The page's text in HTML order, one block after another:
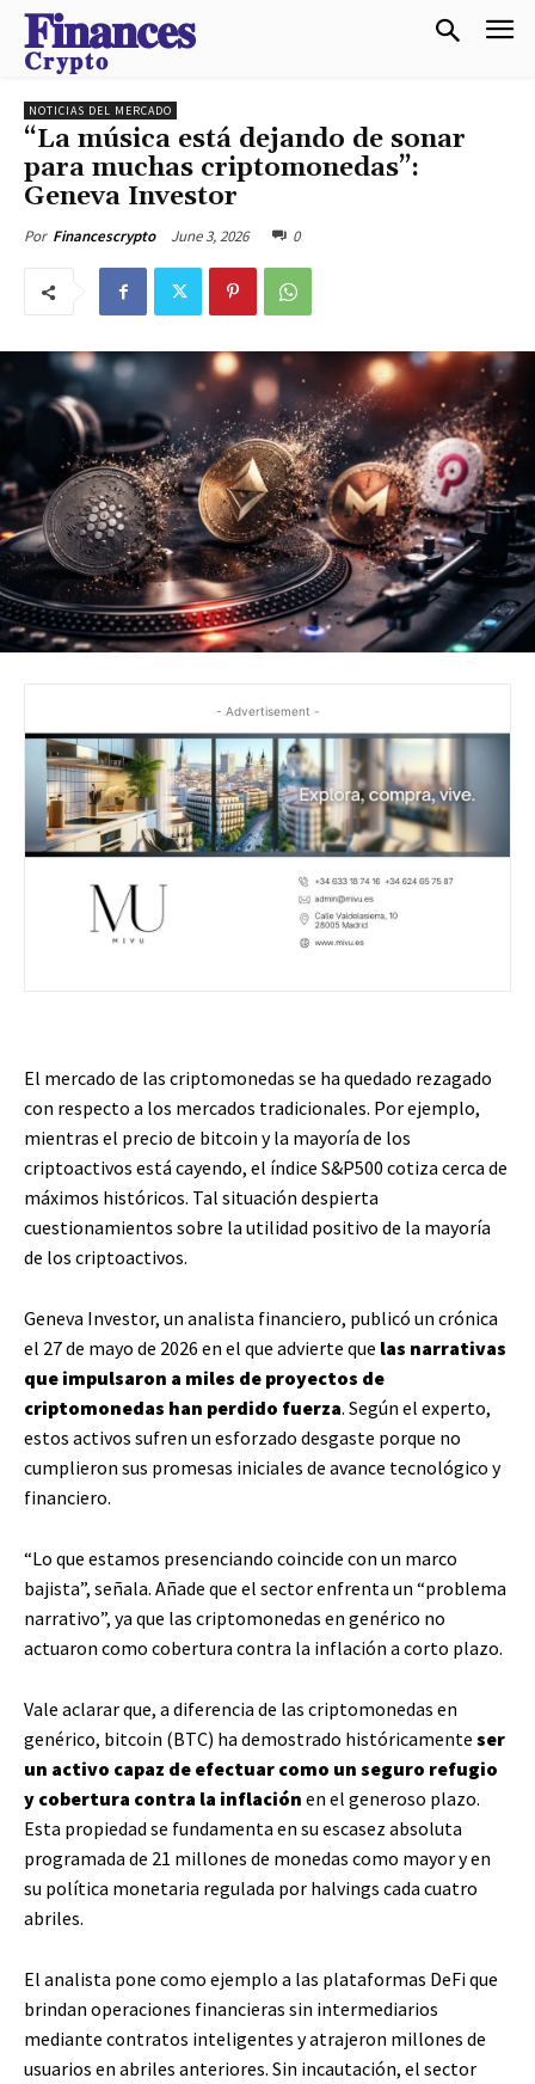
𝐅𝐢𝐧𝐚𝐧𝐜𝐞𝐬
𝐂𝐫𝐲𝐩𝐭𝐨
NOTICIAS DEL MERCADO
“La música está dejando de sonar
para muchas criptomonedas”:
Geneva Investor
Por Financescrypto June 3, 2026 0
- Advertisement -
El mercado de las criptomonedas se ha quedado rezagado
con respecto a los mercados tradicionales. Por ejemplo,
mientras el precio de bitcoin y la mayoría de los
criptoactivos está cayendo, el índice S&P500 cotiza cerca de
máximos históricos. Tal situación despierta
cuestionamientos sobre la utilidad positivo de la mayoría
de los criptoactivos.
Geneva Investor, un analista financiero, publicó un crónica
el 27 de mayo de 2026 en el que advierte que las narrativas
que impulsaron a miles de proyectos de
criptomonedas han perdido fuerza. Según el experto,
estos activos sufren un esforzado desgaste porque no
cumplieron sus promesas iniciales de avance tecnológico y
financiero.
“Lo que estamos presenciando coincide con un marco
bajista”, señala. Añade que el sector enfrenta un “problema
narrativo”, ya que las criptomonedas en genérico no
actuaron como cobertura contra la inflación a corto plazo.
Vale aclarar que, a diferencia de las criptomonedas en
genérico, bitcoin (BTC) ha demostrado históricamente ser
un activo capaz de efectuar como un seguro refugio
y cobertura contra la inflación en el generoso plazo.
Esta propiedad se fundamenta en su escasez absoluta
programada de 21 millones de monedas como mayor y en
su política monetaria regulada por halvings cada cuatro
abriles.
El analista pone como ejemplo a las plataformas DeFi que
brindan operaciones financieras sin intermediarios
mediante contratos inteligentes y atrajeron millones de
usuarios en abriles anteriores. Sin incautación, el sector